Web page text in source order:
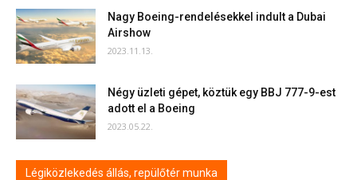
Nagy Boeing-rendelésekkel indult a Dubai
Airshow
2023.11.13.
Négy üzleti gépet, köztük egy BBJ 777-9-est
adott el a Boeing
2023.05.22.
Légiközlekedés állás, repülőtér munka